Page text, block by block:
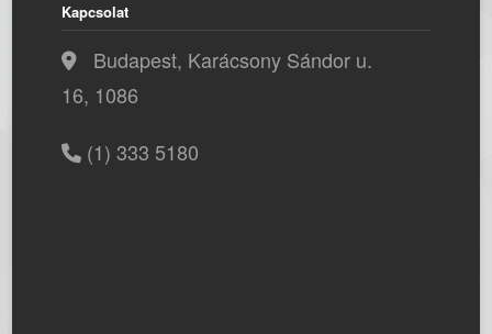
Kapcsolat
Budapest, Karácsony Sándor u.
16, 1086
(1) 333 5180